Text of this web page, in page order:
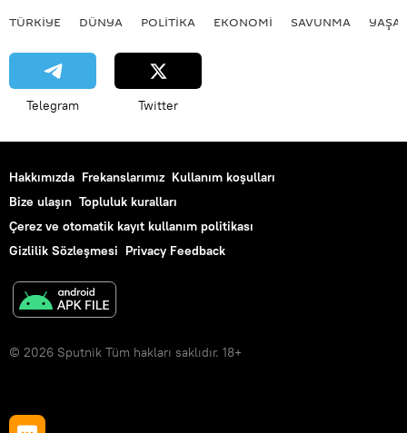
TÜRKIYE DÜNYA POLİTİKA EKONOMİ SAVUNMA
Telegram Twitter
Hakkımızda Frekanslarımız Kullanım koşulları
Bize ulaşın Topluluk kuralları
Çerez ve otomatik kayıt kullanım politikası
Gizlilik Sözleşmesi Privacy Feedback
© 2026 Sputnik Tüm hakları saklıdır. 18+